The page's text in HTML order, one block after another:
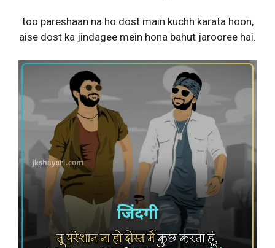
too pareshaan na ho dost main kuchh karata hoon,
aise dost ka jindagee mein hona bahut jarooree hai.